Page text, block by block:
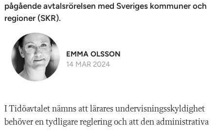
pågående avtalsrörelsen med Sveriges kommuner och
regioner (SKR).
EMMA OLSSON
14 MAR 2024
I Tidöavtalet nämns att lärares undervisningsskyldighet
behöver en tydligare reglering och att den administrativa